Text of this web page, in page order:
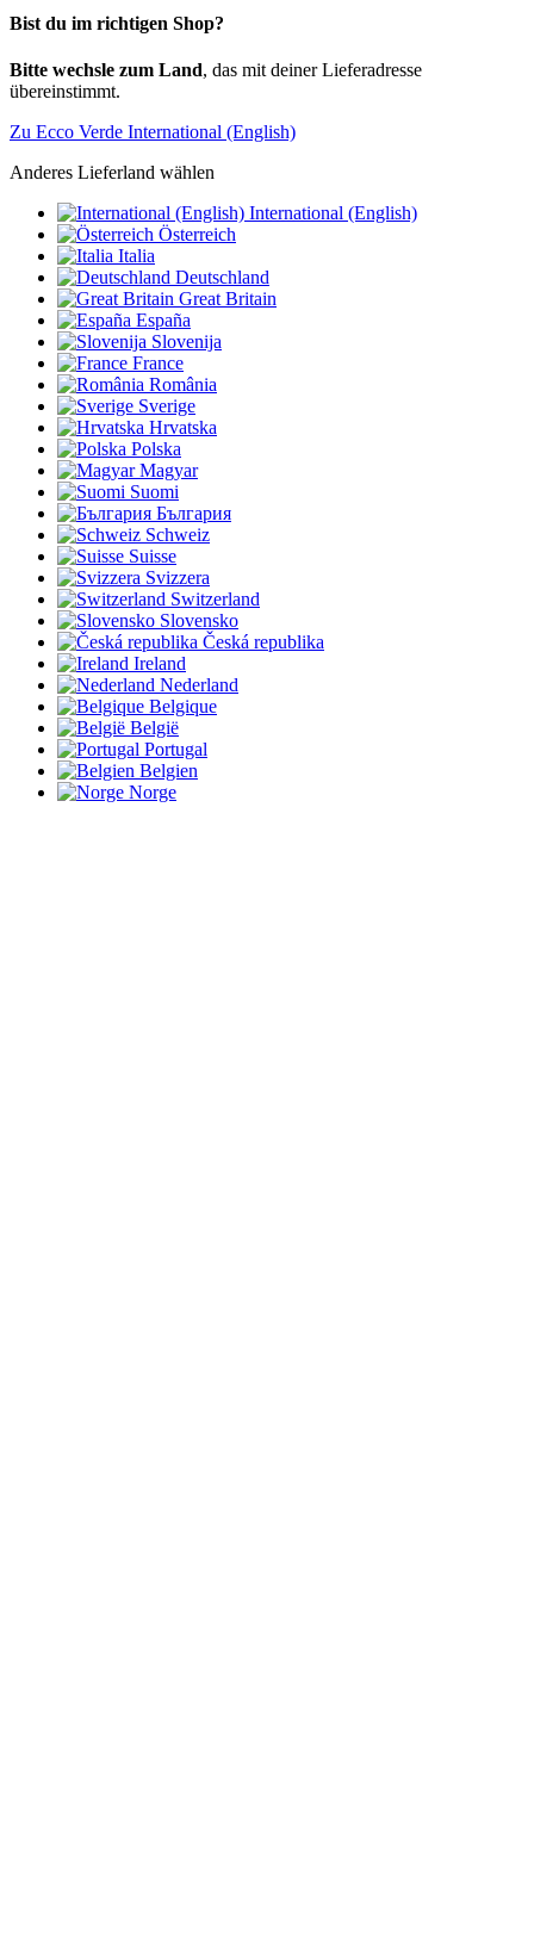
Bist du im richtigen Shop?
Bitte wechsle zum Land, das mit deiner Lieferadresse
übereinstimmt.
Zu Ecco Verde International (English)
Anderes Lieferland wählen
International (English)
Österreich
Italia
Deutschland
Great Britain
España
Slovenija
France
România
Sverige
Hrvatska
Polska
Magyar
Suomi
България
Schweiz
Suisse
Svizzera
Switzerland
Slovensko
Česká republika
Ireland
Nederland
Belgique
België
Portugal
Belgien
Norge